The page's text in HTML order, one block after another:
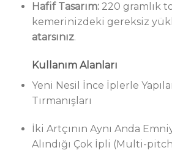
Hafif Tasarım:220 gramlık
kemerinizdeki gereksiz
atarsınız.
Kullanım Alanları
Yeni Nesil İnce İplerle
Tırmanışları
İki Artçının Aynı Anda
Alındığı Çok İpli (Multi-